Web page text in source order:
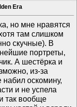
Era
но мне нравятся
там слишком
скучные). В
портреты,
А шестёрка и
из-за
оскомину,
и не успела
так вообще